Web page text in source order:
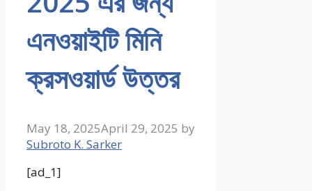
এনওয়াইটি মিনি
ক্রসওয়ার্ড উত্তর
May 18, 2025April 29, 2025 by
Subroto K. Sarker
[ad_1]